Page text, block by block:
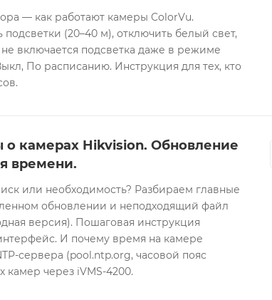
— как работают камеры ColorVu.
подсветки (20–40 м), отключить белый свет,
включается подсветка даже в режиме
По расписанию. Инструкция для тех, кто
о камерах Hikvision. Обновление
времени.
или необходимость? Разбираем главные
обновлении и неподходящий файл
версия). Пошаговая инструкция
И почему время на камере
сервера (pool.ntp.org, часовой пояс
камер через iVMS-4200.